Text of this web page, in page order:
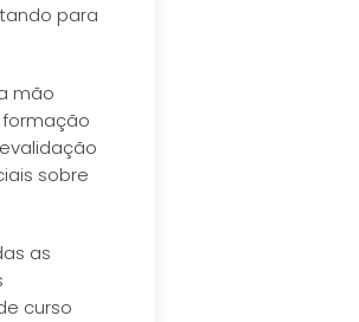
para
mão
sobre
as
curso